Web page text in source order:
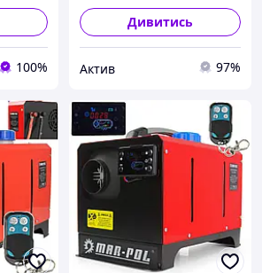
100%
Дивитись
Актив 97%